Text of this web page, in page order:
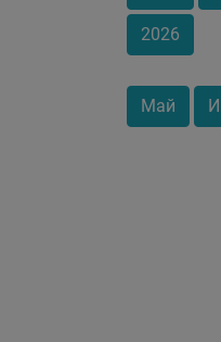
2026
Май